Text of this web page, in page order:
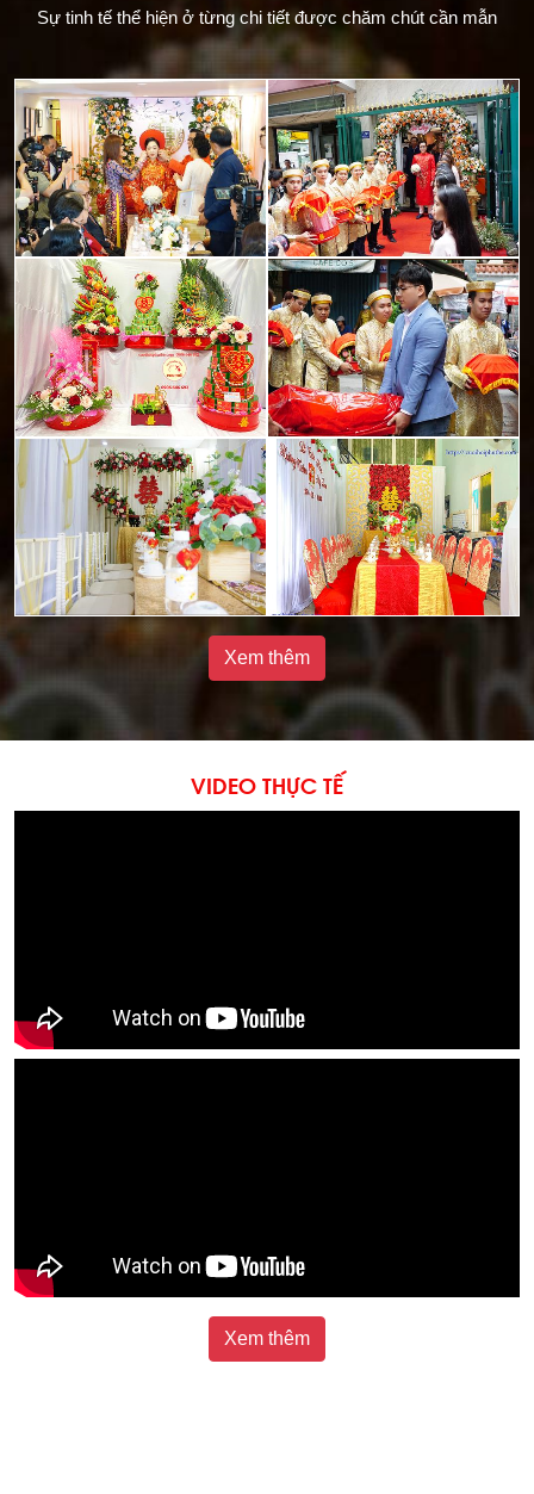
Sự tinh tế thể hiện ở từng chi tiết được chăm chút cần mẫn
Xem thêm
VIDEO THỰC TẾ
Xem thêm